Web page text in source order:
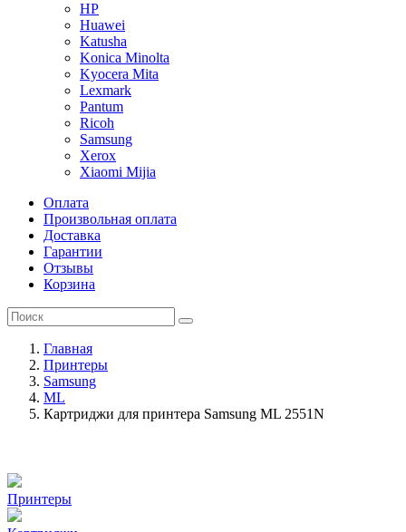
HP
Huawei
Katusha
Konica Minolta
Kyocera Mita
Lexmark
Pantum
Ricoh
Samsung
Xerox
Xiaomi Mijia
Оплата
Произвольная оплата
Доставка
Гарантии
Отзывы
Корзина
Главная
Принтеры
Samsung
ML
Картриджи для принтера Samsung ML 2551N
Принтеры